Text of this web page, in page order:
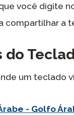
você digite
compartilhar a
do
um teclado
- Golfo